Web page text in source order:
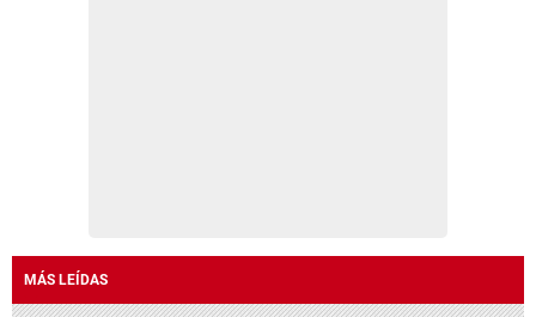
MÁS LEÍDAS